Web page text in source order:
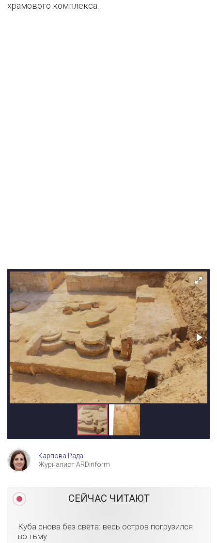
храмового комплекса.
Карпова Рада
Журналист ARDinform
СЕЙЧАС ЧИТАЮТ
Куба снова без света: весь остров погрузился
во тьму